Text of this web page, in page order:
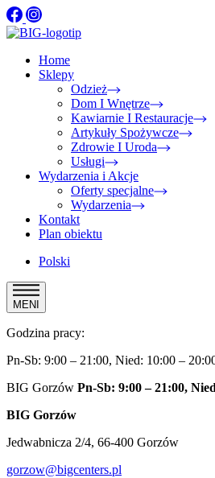
Home
Sklepy
Odzież
Dom I Wnętrze
Kawiarnie I Restauracje
Artykuły Spożywcze
Zdrowie I Uroda
Usługi
Wydarzenia i Akcje
Oferty specjalne
Wydarzenia
Kontakt
Plan obiektu
Polski
MENI
Godzina pracy:
Pn-Sb: 9:00 – 21:00, Nied: 10:00 –
BIG Gorzów Pn-Sb: 9:00 – 21:00,
BIG Gorzów
Jedwabnicza 2/4, 66-400 Gorzów
gorzow@bigcenters.pl